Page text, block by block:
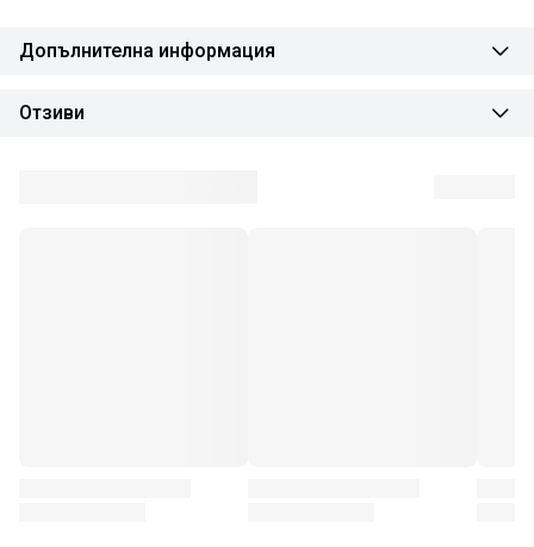
Допълнителна информация
Отзиви